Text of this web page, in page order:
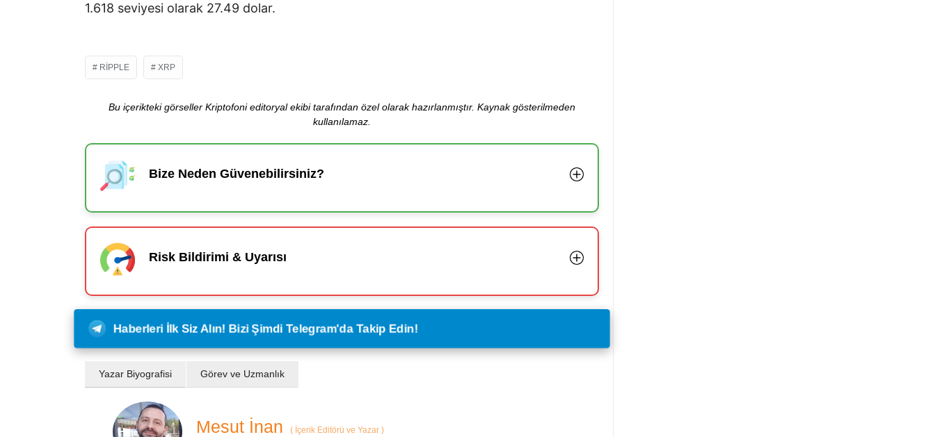
1.618 seviyesi olarak 27.49 dolar.
RIPPLE XRP
Bu içerikteki görseller Kriptofoni editoryal ekibi tarafından özel olarak hazırlanmıştır. Kaynak gösterilmeden
kullanılamaz.
Bize Neden Güvenebilirsiniz?
Risk Bildirimi & Uyarısı
Haberleri İlk Siz Alın! Bizi Şimdi Telegram'da Takip Edin!
Yazar Biyografisi Görev ve Uzmanlık
Mesut İnan ( İçerik Editörü ve Yazar )